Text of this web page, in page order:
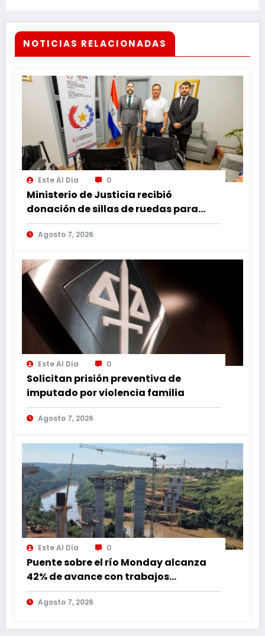
NOTICIAS RELACIONADAS
Este Al Día 0
Ministerio de Justicia recibió
donación de sillas de ruedas para
internos vulnerables
Agosto 7, 2026
Este Al Día 0
Solicitan prisión preventiva de
imputado por violencia familia
Agosto 7, 2026
Este Al Día 0
Puente sobre el río Monday alcanza
42% de avance con trabajos
continuos
Agosto 7, 2026